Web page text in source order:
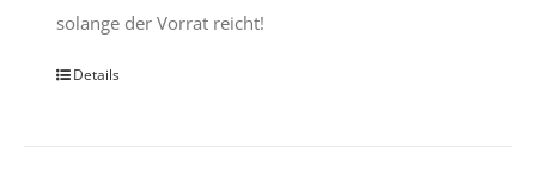
solange der Vorrat reicht!
Details